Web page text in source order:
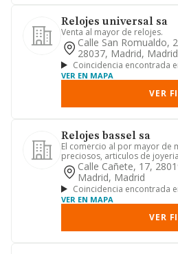
Relojes universal sa
Venta al mayor de relojes.
Calle San Romualdo,
28037, Madrid, Madrid
Coincidencia encontrada
VER EN MAPA
VER
Relojes bassel sa
El comercio al por mayor de
preciosos, articulos de
bisuteria y relojeria. fabrica...
Calle Cañete, 17,
Madrid, Madrid
Coincidencia encontrada
VER EN MAPA
VER